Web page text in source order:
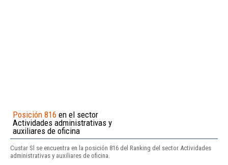
Posición 816 en el sector
Actividades administrativas y
auxiliares de oficina
Custar Sl se encuentra en la posición 816 del Ranking del sector Actividades
administrativas y auxiliares de oficina.